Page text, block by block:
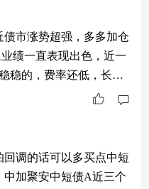
市涨势超强，多多加仓
绩一直表现出色，近一
稳的，费率还低，长拿
调的话可以多买点中短
加聚安中短债A近三个